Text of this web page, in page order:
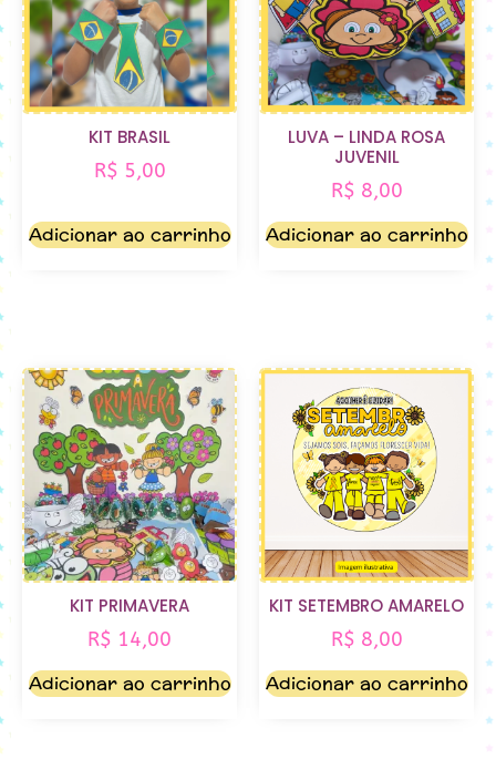
KIT BRASIL
R$ 5,00
Adicionar ao carrinho
LUVA – LINDA ROSA
JUVENIL
R$ 8,00
Adicionar ao carrinho
KIT PRIMAVERA
R$ 14,00
Adicionar ao carrinho
KIT SETEMBRO AMARELO
R$ 8,00
Adicionar ao carrinho